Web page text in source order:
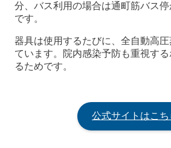
分、バス利用の場合は通町筋バス
です。
器具は使用するたびに、全自動高
ています。院内感染予防も重視す
るためです。
公式サイトはこち